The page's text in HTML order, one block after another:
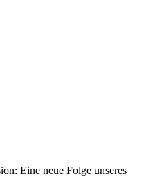
Eine neue Folge unseres